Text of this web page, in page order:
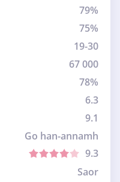
79%
75%
19-30
67 000
78%
6.3
9.1
Go han-annamh
9.3
Saor